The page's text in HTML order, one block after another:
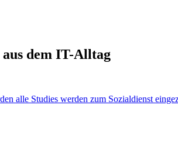
aus dem IT-Alltag
alle Studies werden zum Sozialdienst